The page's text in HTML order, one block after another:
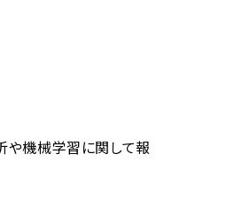
機械学習に関して報